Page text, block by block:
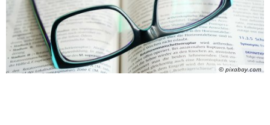
© pixabay.com